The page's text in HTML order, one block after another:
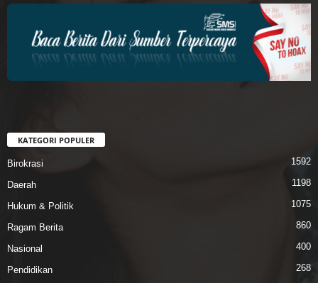
KATEGORI POPULER
Birokrasi 1592
Daerah 1198
Hukum & Politik 1075
Ragam Berita 860
Nasional 400
Pendidikan 268